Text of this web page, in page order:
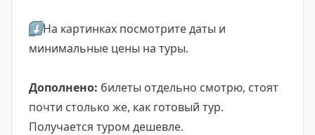
⬇️На картинках посмотрите даты и
минимальные цены на туры.
Дополнено: билеты отдельно смотрю, стоят
почти столько же, как готовый тур.
Получается туром дешевле.